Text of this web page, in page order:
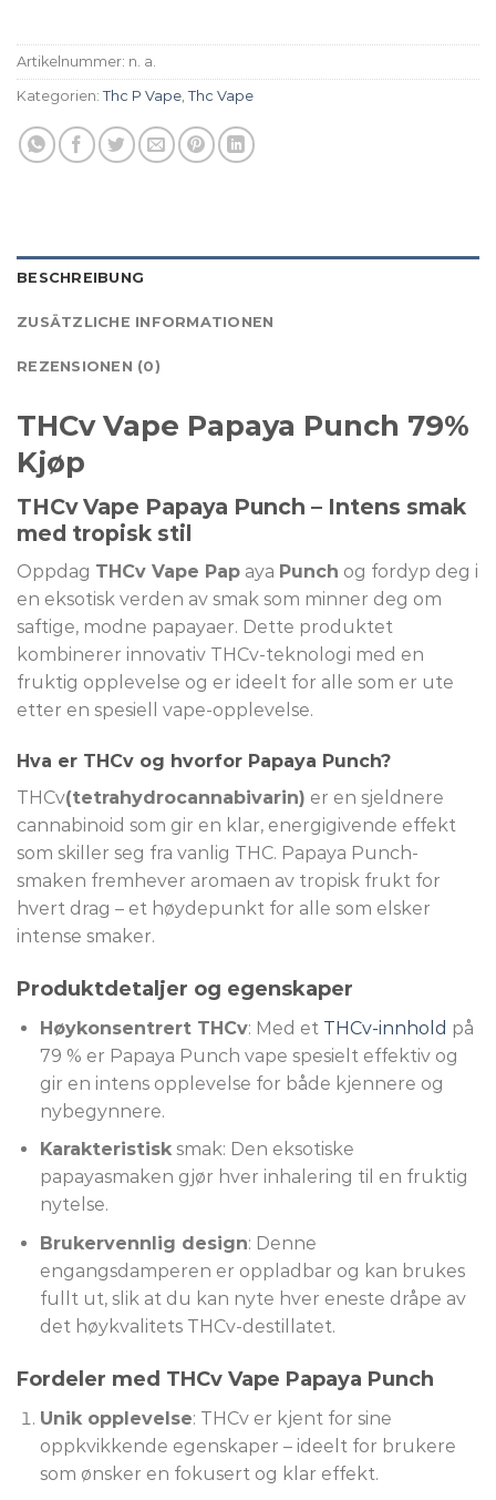
Artikelnummer: n. a.
Kategorien: Thc P Vape Thc Vape
BESCHREIBUNG
ZUSÄTZLICHE INFORMATIONEN
REZENSIONEN (0)
THCv Vape Papaya Punch 79%
Kjøp
THCv Vape Papaya Punch – Intens smak
med tropisk stil
Oppdag THCv Vape Pap aya Punch og fordyp deg i
en eksotisk verden av smak som minner deg om
saftige, modne papayaer. Dette produktet
kombinerer innovativ THCv-teknologi med en
fruktig opplevelse og er ideelt for alle som er ute
etter en spesiell vape-opplevelse.
Hva er THCv og hvorfor Papaya Punch?
THCv(tetrahydrocannabivarin) er en sjeldnere
cannabinoid som gir en klar, energigivende effekt
som skiller seg fra vanlig THC. Papaya Punch-
smaken fremhever aromaen av tropisk frukt for
hvert drag – et høydepunkt for alle som elsker
intense smaker.
Produktdetaljer og egenskaper
Høykonsentrert THCv: Med et THCv-innhold på
79 % er Papaya Punch vape spesielt effektiv og
gir en intens opplevelse for både kjennere og
nybegynnere.
Karakteristisksmak: Den eksotiske
papayasmaken gjør hver inhalering til en fruktig
nytelse.
Brukervennlig design: Denne
engangsdamperen er oppladbar og kan brukes
fullt ut, slik at du kan nyte hver eneste dråpe av
det høykvalitets THCv-destillatet.
Fordeler med THCv Vape Papaya Punch
Unik opplevelse: THCv er kjent for sine
oppkvikkende egenskaper – ideelt for brukere
som ønsker en fokusert og klar effekt.